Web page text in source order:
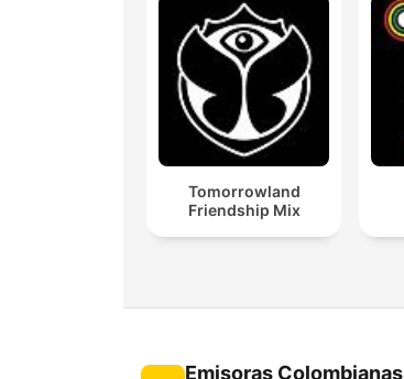
Tomorrowland
Friendship Mix
Emisoras Colombianas